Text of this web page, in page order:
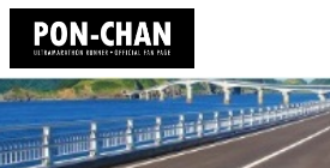
コ
ツ
へ
ス
キ
ッ
プ
ナ
シ
ョ
ン
に
移
動